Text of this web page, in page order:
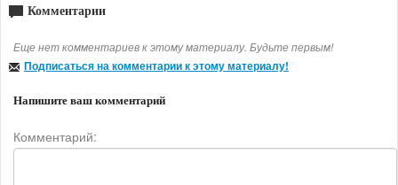
Комментарии
Еще нет комментариев к этому материалу. Будьте первым!
Подписаться на комментарии к этому материалу!
Напишите ваш комментарий
Комментарий: